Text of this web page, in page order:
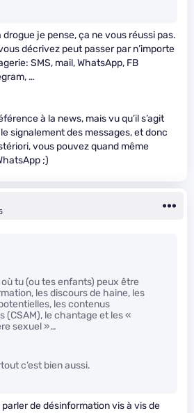
je pense, ça ne vous réussi pas.
décrivez peut passer par n’importe
SMS, mail, WhatsApp, FB
…
à la news, mais vu qu’il s’agit
signalement des messages, et donc
vous pouvez quand même
;)
tu (ou tes enfants) peux être
les discours de haine, les
les contenus
(CSAM), le chantage et les «
sexuel »…
c’est bien aussi.
de désinformation vis à vis de